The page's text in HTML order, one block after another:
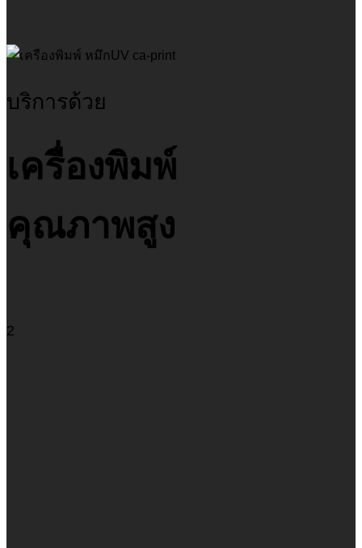
บริการด้วย
เครื่องพิมพ์
คุณภาพสูง
2